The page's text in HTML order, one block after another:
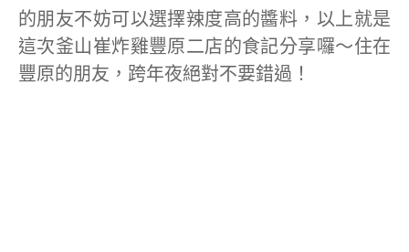
的朋友不妨可以選擇辣度高的醬料，以上就是
這次釜山崔炸雞豐原二店的食記分享囉～住在
豐原的朋友，跨年夜絕對不要錯過！